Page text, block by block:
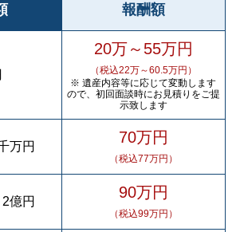
報酬額
20万～55万円
（税込22万～60.5万円）
※ 遺産内容等に応じて変動します
ので、初回面談時にお見積りをご提
示致します
万円 70万円
（税込77万円）
2億円 90万円
（税込99万円）